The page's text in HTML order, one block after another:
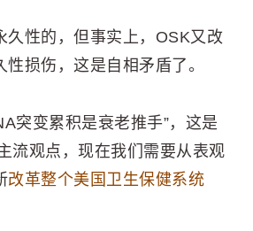
性的，但事实上，OSK又改
损伤，这是自相矛盾了。
突变累积是衰老推手”，这是
流观点，现在我们需要从表观
改革整个美国卫生保健系统